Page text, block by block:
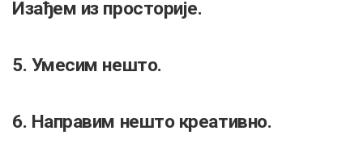
Изађем из просторије.
5. Умесим нешто.
6. Направим нешто креативно.